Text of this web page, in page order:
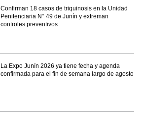
Confirman 18 casos de triquinosis en la Unidad
Penitenciaria N° 49 de Junín y extreman
controles preventivos
La Expo Junín 2026 ya tiene fecha y agenda
confirmada para el fin de semana largo de agosto